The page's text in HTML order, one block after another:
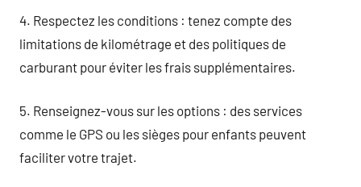
4. Respectez les conditions : tenez compte des
limitations de kilométrage et des politiques de
carburant pour éviter les frais supplémentaires.
5. Renseignez-vous sur les options : des services
comme le GPS ou les sièges pour enfants peuvent
faciliter votre trajet.